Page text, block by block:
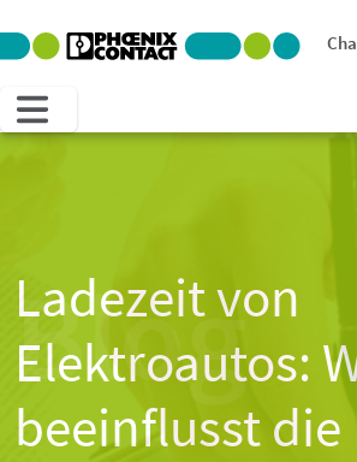
Ladezeit von
Elektroautos:
beeinflusst die
Blog